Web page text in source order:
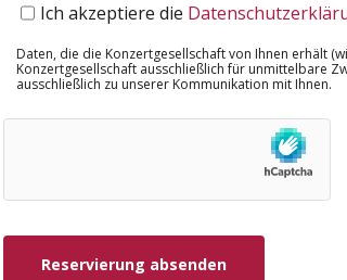
Ich akzeptiere die
Daten, die die Konzertgesellschaft von Ihnen erhält
Konzertgesellschaft ausschließlich für unmittelbare
ausschließlich zu unserer Kommunikation mit Ihnen.